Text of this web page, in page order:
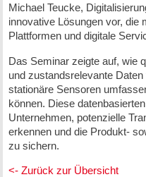
Michael Teucke,
innovative Lösungen vor, die
Plattformen und digitale
Das Seminar zeigte auf, wie
und zustandsrelevante
stationäre Sensoren
können. Diese
Unternehmen, potenzielle
erkennen und die Produkt-
zu sichern.
<- Zurück zur Übersicht